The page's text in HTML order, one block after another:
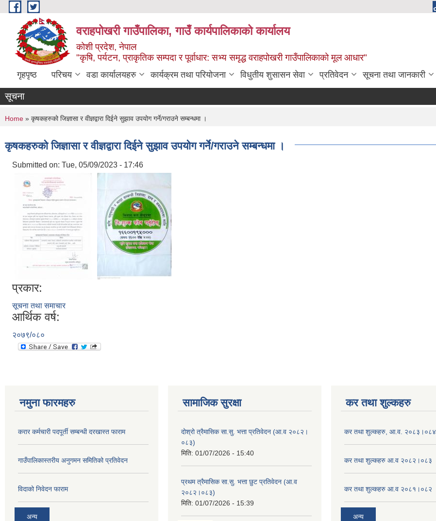
Skip to main content
वराहपोखरी गाउँपालिका, गाउँ कार्यपालिकाको कार्यालय
कोशी प्रदेश, नेपाल
"कृषि, पर्यटन, प्राकृतिक सम्पदा र पूर्वाधार: सभ्य समृद्ध वराहपोखरी गाउँपालिकाको मूल आधार"
गृहपृष्ठ परिचय वडा कार्यालयहरु कार्यक्रम तथा परियोजना विधुतीय शुसासन सेवा प्रतिवेदन सूचना तथा जानकारी
सूचना
You are here
Home » कृषकहरुको जिज्ञासा र वीज्ञद्वारा दिईने सुझाव उपयोग गर्ने/गराउने सम्बन्धमा ।
कृषकहरुको जिज्ञासा र वीज्ञद्वारा दिईने सुझाव उपयोग गर्ने/गराउने सम्बन्धमा ।
Submitted on: Tue, 05/09/2023 - 17:46
प्रकार:
सूचना तथा समाचार
आर्थिक वर्ष:
२०७९/०८०
नमुना फारमहरु
करार कर्मचारी पदपूर्ती सम्बन्धी दरखास्त फाराम
गाउँपालिकास्तरीय अनुगमन समितिको प्रतिवेदन
विदाको निवेदन फाराम
अन्य
सामाजिक सुरक्षा
दोश्रो त्रैमासिक सा.सु. भत्ता प्रतिवेदन (आ.व २०८२।
०८३)
मिति: 01/07/2026 - 15:40
प्रथम त्रैमासिक सा.सु. भत्ता छुट प्रतिवेदन (आ.व
२०८२।०८३)
मिति: 01/07/2026 - 15:39
कर तथा शुल्कहरु
कर तथा शुल्कहरु, आ.व. २०८३।०८४
कर तथा शुल्कहरु आ.व २०८२।०८३
कर तथा शुल्कहरु आ.व २०८१।०८२
अन्य